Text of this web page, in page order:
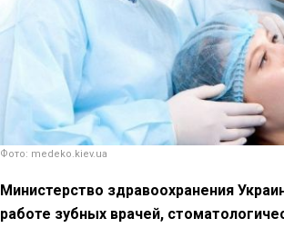
Фото: medeko.kiev.ua
Министерство здравоохранения
работе зубных врачей,